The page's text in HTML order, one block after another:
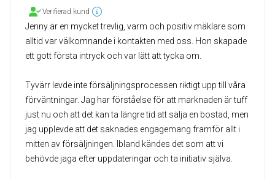
Verifierad kund
Jenny är en mycket trevlig, varm och positiv mäklare som
alltid var välkomnande i kontakten med oss. Hon skapade
ett gott första intryck och var lätt att tycka om.
Tyvärr levde inte försäljningsprocessen riktigt upp till våra
förväntningar. Jag har förståelse för att marknaden är tuff
just nu och att det kan ta längre tid att sälja en bostad, men
jag upplevde att det saknades engagemang framför allt i
mitten av försäljningen. Ibland kändes det som att vi
behövde jaga efter uppdateringar och ta initiativ själva.